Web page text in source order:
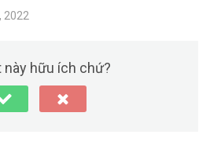
2022
này hữu ích chứ?